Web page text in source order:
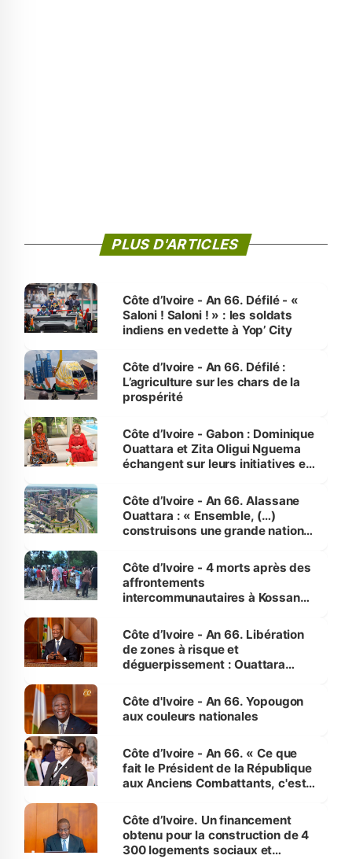
PLUS D'ARTICLES
Côte d’Ivoire - An 66. Défilé - «
Saloni ! Saloni ! » : les soldats
indiens en vedette à Yop’ City
Côte d’Ivoire - An 66. Défilé :
L’agriculture sur les chars de la
prospérité
Côte d’Ivoire - Gabon : Dominique
Ouattara et Zita Oligui Nguema
échangent sur leurs initiatives en
enfants
Côte d’Ivoire - An 66. Alassane
Ouattara : « Ensemble, (…)
construisons une grande nation
générations futures »
Côte d’Ivoire - 4 morts après des
affrontements
intercommunautaires à Kossandji
milieu des sinistrés
Côte d’Ivoire - An 66. Libération
de zones à risque et
déguerpissement : Ouattara
l'Etat de droit pour préserver les
vies humaines »
Côte d'Ivoire - An 66. Yopougon
aux couleurs nationales
Côte d’Ivoire - An 66. « Ce que
fait le Président de la République
aux Anciens Combattants, c'est
Côte d’Ivoire. Un financement
obtenu pour la construction de 4
300 logements sociaux et